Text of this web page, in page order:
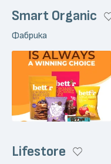
Smart Organic
Фабрика
Lifestore